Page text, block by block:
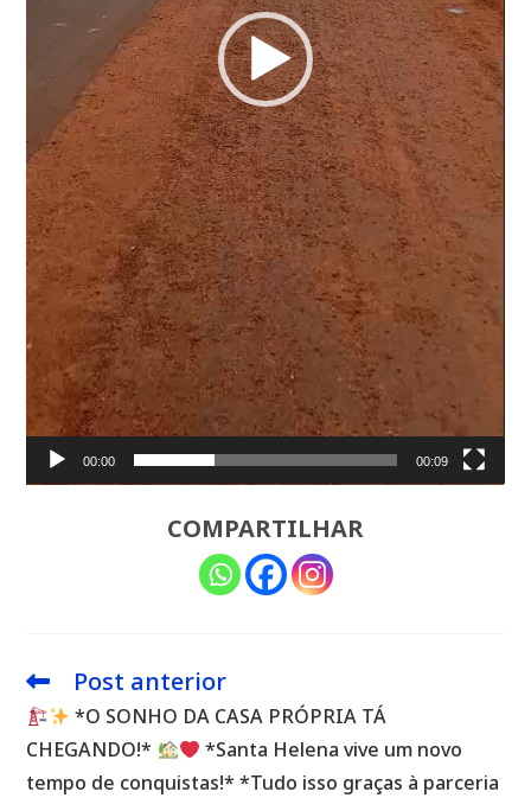
00:00 00:09
COMPARTILHAR
Leia
mais
artigos
Post anterior
*O SONHO DA CASA PRÓPRIA TÁ
CHEGANDO!*
*Santa Helena vive um novo
tempo de conquistas!* *Tudo isso graças à parceria